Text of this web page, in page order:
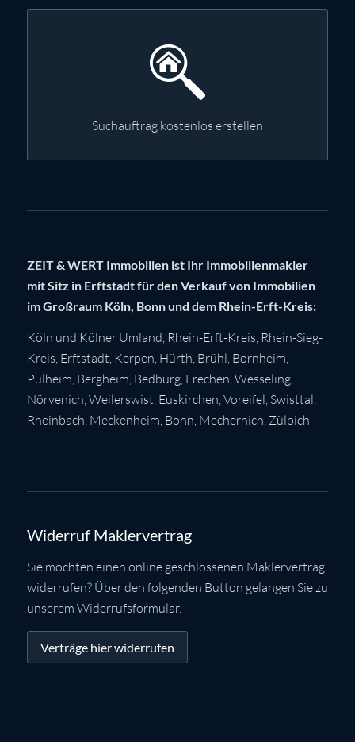
Suchauftrag kostenlos erstellen
ZEIT & WERT Immobilien ist Ihr Immobilienmakler
mit Sitz in Erftstadt für den Verkauf von Immobilien
im Großraum Köln, Bonn und dem Rhein-Erft-Kreis:
Köln und Kölner Umland, Rhein-Erft-Kreis, Rhein-Sieg-
Kreis, Erftstadt, Kerpen, Hürth, Brühl, Bornheim,
Pulheim, Bergheim, Bedburg, Frechen,Wesseling,
Nörvenich,Weilerswist, Euskirchen, Voreifel, Swisttal,
Rheinbach, Meckenheim, Bonn, Mechernich, Zülpich
Widerruf Maklervertrag
Sie möchten einen online geschlossenen Maklervertrag
widerrufen? Über den folgenden Button gelangen Sie zu
unserem Widerrufsformular.
Verträge hier widerrufen